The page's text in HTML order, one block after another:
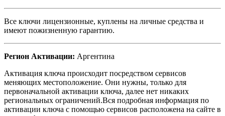
Все ключи лицензионные, куплены на личные средства и
имеют пожизненную гарантию.
Регион Активации: Аргентина
Активация ключа происходит посредством сервисов
меняющих местоположение. Они нужны, только для
первоначальной активации ключа, далее нет никаких
региональных ограничений.Вся подробная информация по
активации ключа с помощью сервисов расположена на сайте в